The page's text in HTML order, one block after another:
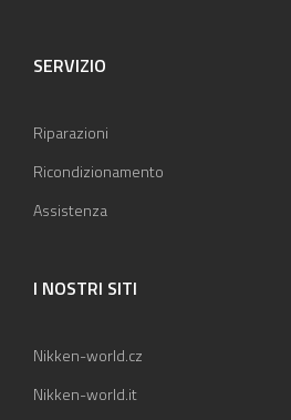
SERVIZIO
Riparazioni
Ricondizionamento
Assistenza
I NOSTRI SITI
Nikken-world.cz
Nikken-world.it